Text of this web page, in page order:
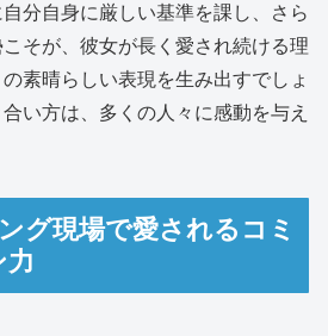
分自身に厳しい基準を課し、さら
そが、彼女が長く愛され続ける理
素晴らしい表現を生み出すでしょ
い方は、多くの人々に感動を与え
グ現場で愛されるコミ
力